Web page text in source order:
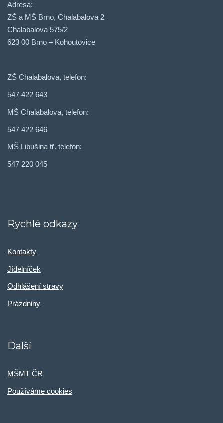
Adresa:
ZŠ a MŠ Brno, Chalabalova 2
Chalabalova 575/2
623 00 Brno – Kohoutovice
ZŠ Chalabalova, telefon:
547 422 643
MŠ Chalabalova, telefon:
547 422 646
MŠ Libušina tř. telefon:
547 220 045
Rychlé odkazy
Kontakty
Jídelníček
Odhlášení stravy
Prázdniny
Další
MŠMT ČR
Používáme cookies